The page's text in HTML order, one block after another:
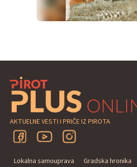
AKTUELNE VESTI I PRIČE IZ PIROTA
Lokalna samouprava Gradska hronika